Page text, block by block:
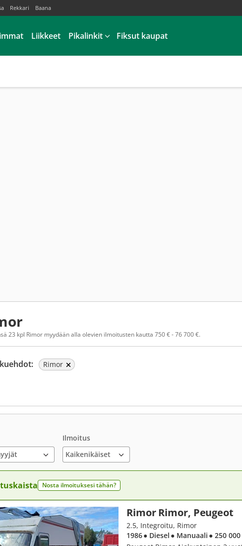
Rekkari Baana
Liikkeet Pikalinkit Fiksut kaupat
23 kpl Rimor myydään alla olevien ilmoitusten kautta 750 € - 76 700 €.
Rimor
Ilmoitus
Nosta ilmoituksesi tähän?
Rimor Rimor, Peugeot
2.5, Integroitu, Rimor
1986● Diesel ● Manuaali ● 250